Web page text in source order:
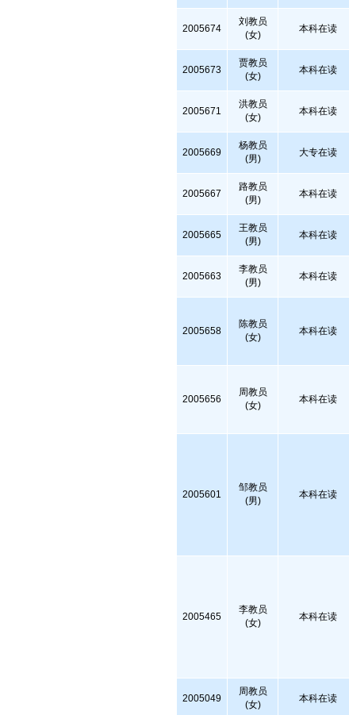
2005674
刘教员
(女)
本科在读
2005673
贾教员
(女)
本科在读
2005671
洪教员
(女)
本科在读
2005669
杨教员
(男)
大专在读
2005667
路教员
(男)
本科在读
2005665
王教员
(男)
本科在读
2005663
李教员
(男)
本科在读
2005658
陈教员
(女)
本科在读
2005656
周教员
(女)
本科在读
2005601
邹教员
(男)
本科在读
2005465
李教员
(女)
本科在读
2005049
周教员
(女)
本科在读